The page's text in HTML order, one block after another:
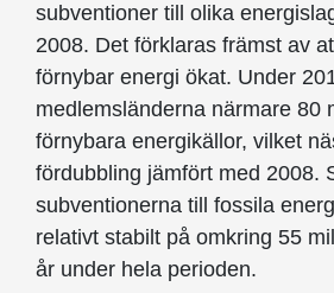
subventioner till olika
2008. Det förklaras främst av
förnybar energi ökat. Under
medlemsländerna närmare 80
förnybara energikällor, vilket
fördubbling jämfört med 2008.
subventionerna till fossila
relativt stabilt på omkring 55
år under hela perioden.